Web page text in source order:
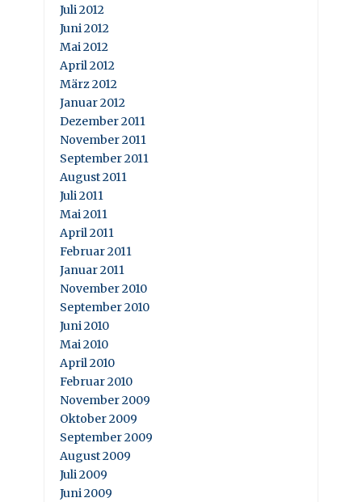
Juli 2012
Juni 2012
Mai 2012
April 2012
März 2012
Januar 2012
Dezember 2011
November 2011
September 2011
August 2011
Juli 2011
Mai 2011
April 2011
Februar 2011
Januar 2011
November 2010
September 2010
Juni 2010
Mai 2010
April 2010
Februar 2010
November 2009
Oktober 2009
September 2009
August 2009
Juli 2009
Juni 2009